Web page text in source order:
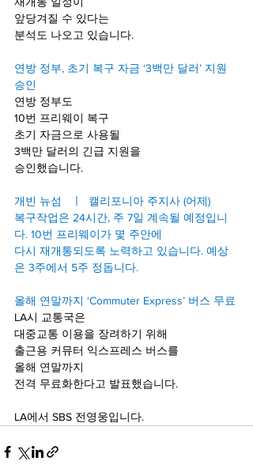
앞당겨질 수 있다는
분석도 나오고 있습니다.
연방 정부, 초기 복구 자금 ‘3백만 달러’ 지원
승인
연방 정부도
10번 프리웨이 복구
초기 자금으로 사용될
3백만 달러의 긴급 지원을
승인했습니다.
개빈 뉴섬   ㅣ  캘리포니아 주지사 (어제)
복구작업은 24시간, 주 7일 계속될 예정입니
다. 10번 프리웨이가 몇 주안에
다시 재개통되도록 노력하고 있습니다. 예상
은 3주에서 5주 정돕니다.
올해 연말까지 ‘Commuter Express’ 버스 무료
LA시 교통국은
대중교통 이용을 장려하기 위해
출근용 커뮤터 익스프레스 버스를
올해 연말까지
전격 무료화한다고 발표했습니다.
LA에서 SBS 전영웅입니다.